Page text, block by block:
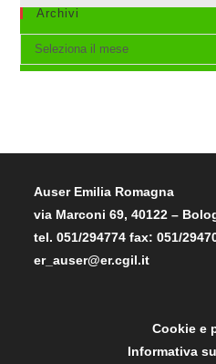
Archivi
Archivi
Seleziona il mese
Auser Emilia Romagna
via Marconi 69, 40122 –
tel. 051/294774 fax: 051/
er_auser@er.cgil.it
Cookie e
Informativa